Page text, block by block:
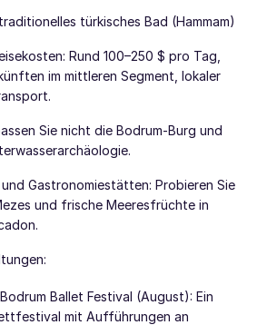
türkisches Bad (Hammam)
Rund 100–250 $ pro Tag,
im mittleren Segment, lokaler
Sie nicht die Bodrum-Burg und
und Gastronomiestätten: Probieren Sie
und frische Meeresfrüchte in
Ballet Festival (August): Ein
mit Aufführungen an